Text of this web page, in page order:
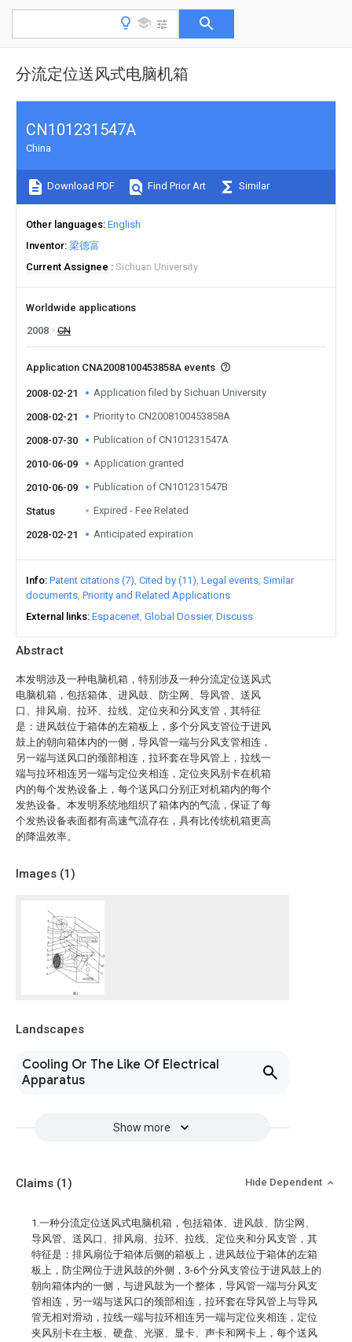
分流定位送风式电脑机箱
Abstract
本发明涉及一种电脑机箱，特别涉及一种分流定位送风式
电脑机箱，包括箱体、进风鼓、防尘网、导风管、送风
口、排风扇、拉环、拉线、定位夹和分风支管，其特征
是：进风鼓位于箱体的左箱板上，多个分风支管位于进风
鼓上的朝向箱体内的一侧，导风管一端与分风支管相连，
另一端与送风口的颈部相连，拉环套在导风管上，拉线一
端与拉环相连另一端与定位夹相连，定位夹风别卡在机箱
内的每个发热设备上，每个送风口分别正对机箱内的每个
发热设备。本发明系统地组织了箱体内的气流，保证了每
个发热设备表面都有高速气流存在，具有比传统机箱更高
的降温效率。
Images (1)
Landscapes
Cooling Or The Like Of Electrical
Apparatus
Show more
CN101231547A
China
Download PDF Find Prior Art Similar
Other languages English
Inventor 梁德富
Current Assignee
Sichuan University
Worldwide applications
2008
CN
Application CNA2008100453858A events
2008-02-21 Application filed by Sichuan University
2008-02-21 Priority to CN2008100453858A
2008-07-30 Publication of CN101231547A
2010-06-09 Application granted
2010-06-09 Publication of CN101231547B
Status Expired - Fee Related
2028-02-21 Anticipated expiration
Info Patent citations (7) Cited by (11) Legal events Similar
documents Priority and Related Applications
External links Espacenet Global Dossier Discuss
Claims (1) Hide Dependent
1.一种分流定位送风式电脑机箱，包括箱体、进风鼓、防尘网、
导风管、送风口、排风扇、拉环、拉线、定位夹和分风支管，其
特征是：排风扇位于箱体后侧的箱板上，进风鼓位于箱体的左箱
板上，防尘网位于进风鼓的外侧，3-6个分风支管位于进风鼓上的
朝向箱体内的一侧，与进风鼓为一个整体，导风管一端与分风支
管相连，另一端与送风口的颈部相连，拉环套在导风管上与导风
管无相对滑动，拉线一端与拉环相连另一端与定位夹相连，定位
夹风别卡在主板、硬盘、光驱、显卡、声卡和网卡上，每个送风